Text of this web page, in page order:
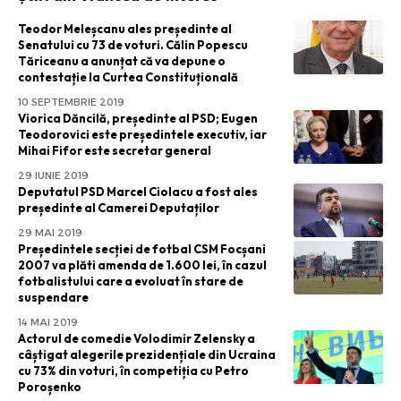
Teodor Meleșcanu ales președinte al
Senatului cu 73 de voturi. Călin Popescu
Tăriceanu a anunțat că va depune o
contestație la Curtea Constituțională
10 SEPTEMBRIE 2019
Viorica Dăncilă, președinte al PSD; Eugen
Teodorovici este președintele executiv, iar
Mihai Fifor este secretar general
29 IUNIE 2019
Deputatul PSD Marcel Ciolacu a fost ales
președinte al Camerei Deputaților
29 MAI 2019
Președintele secției de fotbal CSM Focșani
2007 va plăti amenda de 1.600 lei, în cazul
fotbalistului care a evoluat în stare de
suspendare
14 MAI 2019
Actorul de comedie Volodimir Zelensky a
câștigat alegerile prezidențiale din Ucraina
cu 73% din voturi, în competiția cu Petro
Poroșenko